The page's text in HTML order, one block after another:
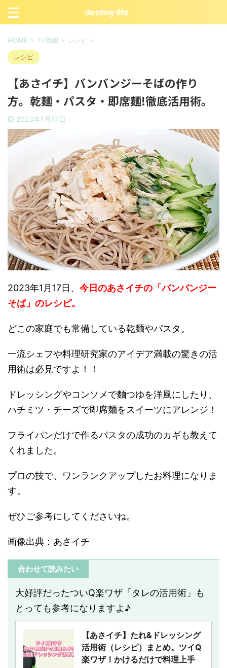
destiny life
HOME > TV番組 > レシピ >
レシピ
【あさイチ】バンバンジーそばの作り
方。乾麺・パスタ・即席麺!徹底活用術。
2023年1月17日
2023年1月17日、 今日のあさイチの「バンバンジー
そば」のレシピ。
どこの家庭でも常備している乾麺やパスタ。
一流シェフや料理研究家のアイデア満載の驚きの活
用術は必見ですよ！！
ドレッシングやコンソメで麵つゆを洋風にしたり、
ハチミツ・チーズで即席麺をスイーツにアレンジ！
フライパンだけで作るパスタの成功のカギも教えて
くれました。
プロの技で、ワンランクアップしたお料理になりま
す。
ぜひご参考にしてくださいね。
画像出典：あさイチ
合わせて読みたい
大好評だったついQ楽ワザ「タレの活用術」も
とっても参考になりますよ♪
【あさイチ】たれ&ドレッシング
活用術（レシピ）まとめ。ツイQ
楽ワザ！かけるだけで料理上手